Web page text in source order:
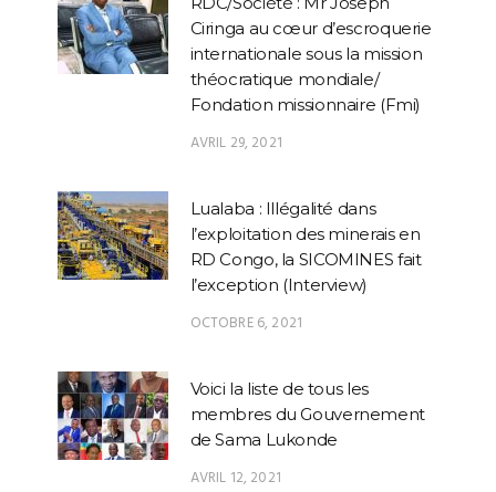
Ciringa au cœur d’escroquerie
internationale sous la mission
théocratique mondiale/
Fondation missionnaire (Fmi)
AVRIL 29, 2021
Lualaba : Illégalité dans
l’exploitation des minerais en
RD Congo, la SICOMINES fait
l’exception (Interview)
OCTOBRE 6, 2021
Voici la liste de tous les
membres du Gouvernement
de Sama Lukonde
AVRIL 12, 2021